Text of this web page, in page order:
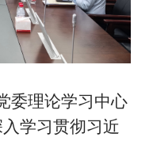
委理论学习中心
学习贯彻习近